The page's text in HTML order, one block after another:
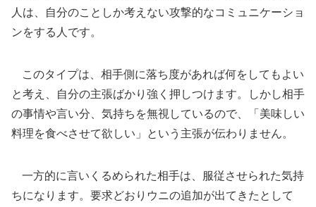
人は、自分のことしか考えない攻撃的なコミュニケーショ
ンをする人です。
このタイプは、相手側に落ち度があれば何をしてもよい
と考え、自分の主張ばかり強く押しつけます。しかし相手
の事情や言い分、気持ちを無視しているので、「美味しい
料理を食べさせて欲しい」という主張が伝わりません。
一方的に言いくるめられた相手は、服従させられた気持
ちになります。要求どおりウニの追加が出てきたとして